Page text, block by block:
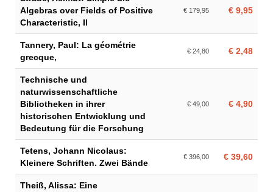
Algebras over Fields of Positive
Characteristic, II
€ 179,95 € 9,95
Tannery, Paul: La géométrie
grecque,
€ 24,80 € 2,48
Technische und
naturwissenschaftliche
Bibliotheken in ihrer
historischen Entwicklung und
Bedeutung für die Forschung
€ 49,00 € 4,90
Tetens, Johann Nicolaus:
Kleinere Schriften. Zwei Bände
€ 396,00 € 39,60
Theiß, Alissa: Eine